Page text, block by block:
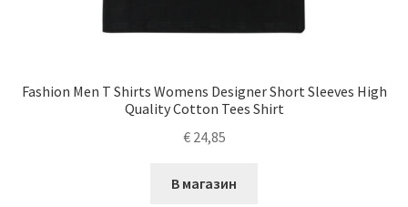
Fashion Men T Shirts Womens Designer Short Sleeves High
Quality Cotton Tees Shirt
€24,85
В магазин